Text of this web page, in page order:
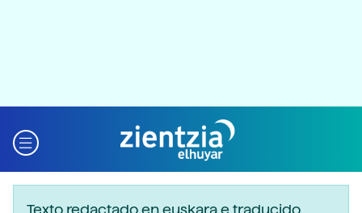
Texto redactado en euskara e traducido